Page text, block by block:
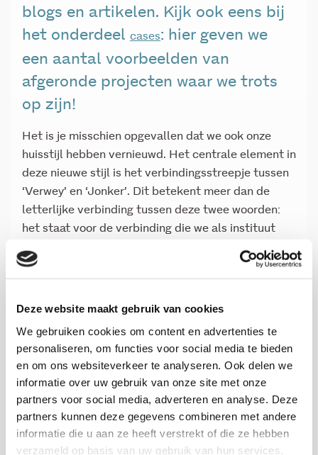
Deze website maakt gebruik van cookies
We gebruiken cookies om content en advertenties te
personaliseren, om functies voor social media te bieden
en om ons websiteverkeer te analyseren. Ook delen we
informatie over uw gebruik van onze site met onze
partners voor social media, adverteren en analyse. Deze
partners kunnen deze gegevens combineren met andere
informatie die u aan ze heeft verstrekt of die ze hebben
verzameld op basis van uw gebruik van hun services.
blogs en artikelen. Kijk ook eens bij
het onderdeel cases: hier geven we
een aantal voorbeelden van
afgeronde projecten waar we trots
op zijn!
Het is je misschien opgevallen dat we ook onze
huisstijl hebben vernieuwd. Het centrale element in
deze nieuwe stijl is het verbindingsstreepje tussen
‘Verwey’ en ‘Jonker’. Dit betekent meer dan de
letterlijke verbinding tussen deze twee woorden:
het staat voor de verbinding die we als instituut
we willen stimuleren ín de samenleving. Ook is het
Omdat we sinds 1996 onderzoeken publiceren,
hebben we meer dan 1300 unieke publicaties die
we van onze oude website naar de nieuwe moeten
verhuizen. We vinden het belangrijk dat deze
allemaal direct vanaf de lancering van de nieuwe